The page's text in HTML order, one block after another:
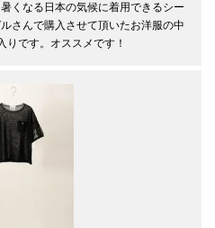
くなる日本の気候に着用できるシー
さんで購入させて頂いたお洋服の中
です。オススメです！